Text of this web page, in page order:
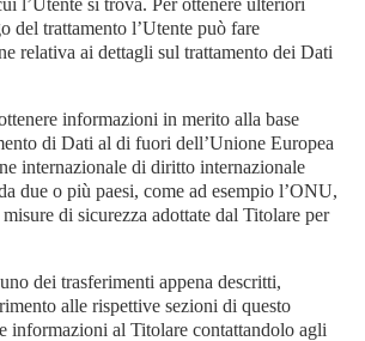
del trattamento l’Utente può fare
relativa ai dettagli sul trattamento dei Dati
informazioni in merito alla base
di Dati al di fuori dell’Unione Europea
internazionale di diritto internazionale
due o più paesi, come ad esempio l’ONU,
di sicurezza adottate dal Titolare per
dei trasferimenti appena descritti,
alle rispettive sezioni di questo
informazioni al Titolare contattandolo agli